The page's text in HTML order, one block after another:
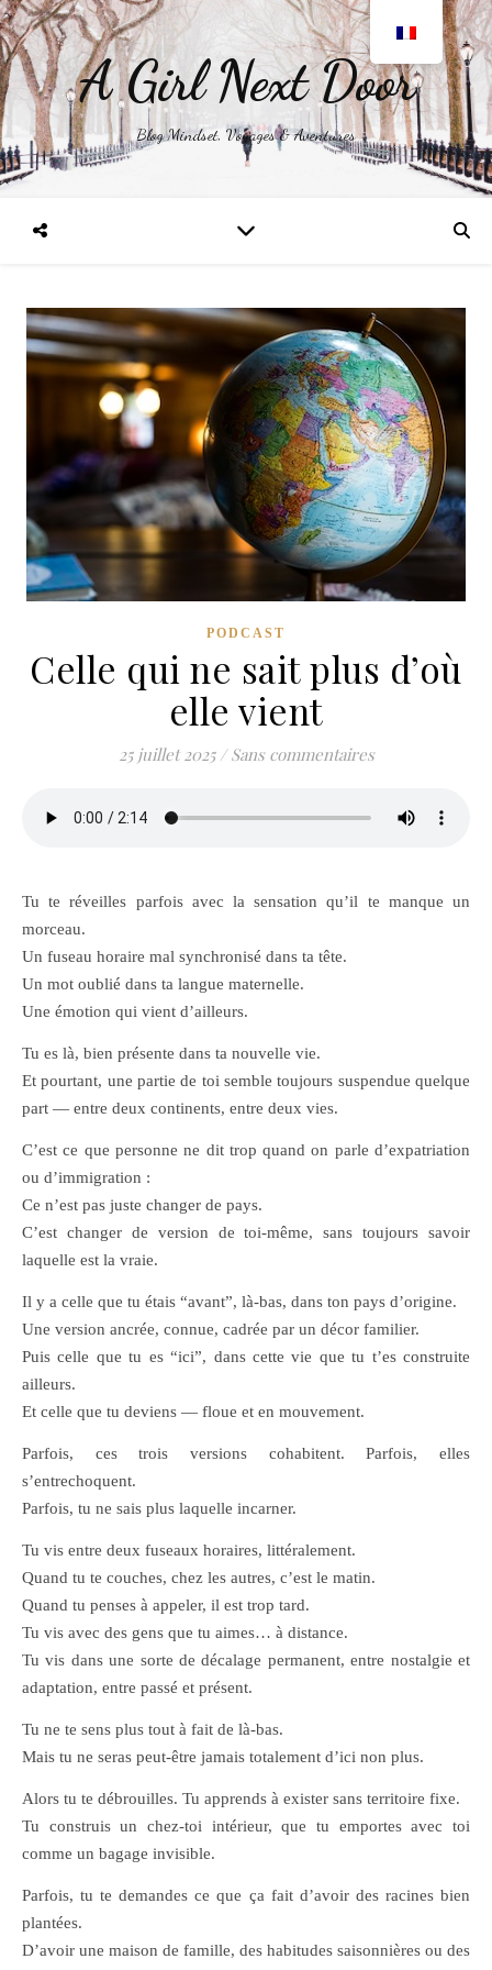
A Girl Next Door
Blog Mindset, Voyages & Aventures
PODCAST
Celle qui ne sait plus d’où
elle vient
25 juillet 2025 / Sans commentaires
Tu te réveilles parfois avec la sensation qu’il te manque un
morceau.
Un fuseau horaire mal synchronisé dans ta tête.
Un mot oublié dans ta langue maternelle.
Une émotion qui vient d’ailleurs.
Tu es là, bien présente dans ta nouvelle vie.
Et pourtant, une partie de toi semble toujours suspendue quelque
part — entre deux continents, entre deux vies.
C’est ce que personne ne dit trop quand on parle d’expatriation
ou d’immigration :
Ce n’est pas juste changer de pays.
C’est changer de version de toi-même, sans toujours savoir
laquelle est la vraie.
Il y a celle que tu étais “avant”, là-bas, dans ton pays d’origine.
Une version ancrée, connue, cadrée par un décor familier.
Puis celle que tu es “ici”, dans cette vie que tu t’es construite
ailleurs.
Et celle que tu deviens — floue et en mouvement.
Parfois, ces trois versions cohabitent. Parfois, elles
s’entrechoquent.
Parfois, tu ne sais plus laquelle incarner.
Tu vis entre deux fuseaux horaires, littéralement.
Quand tu te couches, chez les autres, c’est le matin.
Quand tu penses à appeler, il est trop tard.
Tu vis avec des gens que tu aimes… à distance.
Tu vis dans une sorte de décalage permanent, entre nostalgie et
adaptation, entre passé et présent.
Tu ne te sens plus tout à fait de là-bas.
Mais tu ne seras peut-être jamais totalement d’ici non plus.
Alors tu te débrouilles. Tu apprends à exister sans territoire fixe.
Tu construis un chez-toi intérieur, que tu emportes avec toi
comme un bagage invisible.
Parfois, tu te demandes ce que ça fait d’avoir des racines bien
plantées.
D’avoir une maison de famille, des habitudes saisonnières ou des